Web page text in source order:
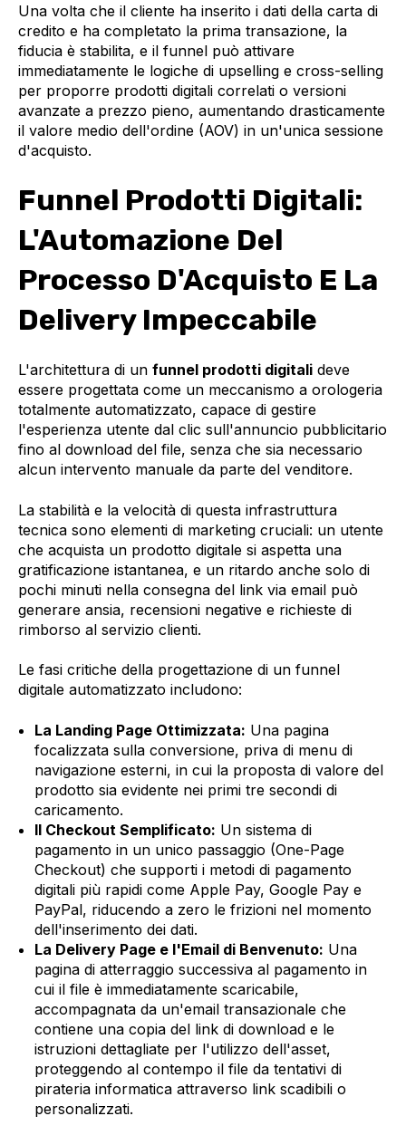
Una volta che il cliente ha inserito i dati della carta di
credito e ha completato la prima transazione, la
fiducia è stabilita, e il funnel può attivare
immediatamente le logiche di upselling e cross-selling
per proporre prodotti digitali correlati o versioni
avanzate a prezzo pieno, aumentando drasticamente
il valore medio dell'ordine (AOV) in un'unica sessione
d'acquisto.
Funnel Prodotti Digitali:
L'Automazione Del
Processo D'Acquisto E La
Delivery Impeccabile
L'architettura di un funnel prodotti digitali deve
essere progettata come un meccanismo a orologeria
totalmente automatizzato, capace di gestire
l'esperienza utente dal clic sull'annuncio pubblicitario
fino al download del file, senza che sia necessario
alcun intervento manuale da parte del venditore.
La stabilità e la velocità di questa infrastruttura
tecnica sono elementi di marketing cruciali: un utente
che acquista un prodotto digitale si aspetta una
gratificazione istantanea, e un ritardo anche solo di
pochi minuti nella consegna del link via email può
generare ansia, recensioni negative e richieste di
rimborso al servizio clienti.
Le fasi critiche della progettazione di un funnel
digitale automatizzato includono:
La Landing Page Ottimizzata: Una pagina
focalizzata sulla conversione, priva di menu di
navigazione esterni, in cui la proposta di valore del
prodotto sia evidente nei primi tre secondi di
caricamento.
Il Checkout Semplificato: Un sistema di
pagamento in un unico passaggio (One-Page
Checkout) che supporti i metodi di pagamento
digitali più rapidi come Apple Pay, Google Pay e
PayPal, riducendo a zero le frizioni nel momento
dell'inserimento dei dati.
La Delivery Page e l'Email di Benvenuto: Una
pagina di atterraggio successiva al pagamento in
cui il file è immediatamente scaricabile,
accompagnata da un'email transazionale che
contiene una copia del link di download e le
istruzioni dettagliate per l'utilizzo dell'asset,
proteggendo al contempo il file da tentativi di
pirateria informatica attraverso link scadibili o
personalizzati.